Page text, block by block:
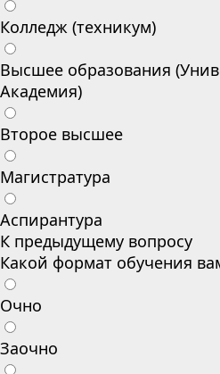
Колледж (техникум)
Высшее образования
Академия)
Второе высшее
Магистратура
Аспирантура
К предыдущему вопросу
Какой формат обучения
Очно
Заочно